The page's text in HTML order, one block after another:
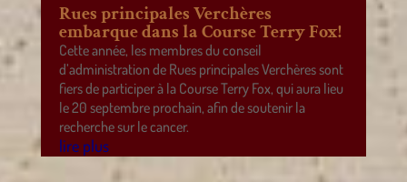
Rues principales Verchères
embarque dans la Course Terry Fox!
Cette année, les membres du conseil
d’administration de Rues principales Verchères sont
fiers de participer à la Course Terry Fox, qui aura lieu
le 20 septembre prochain, afin de soutenir la
recherche sur le cancer.
lire plus